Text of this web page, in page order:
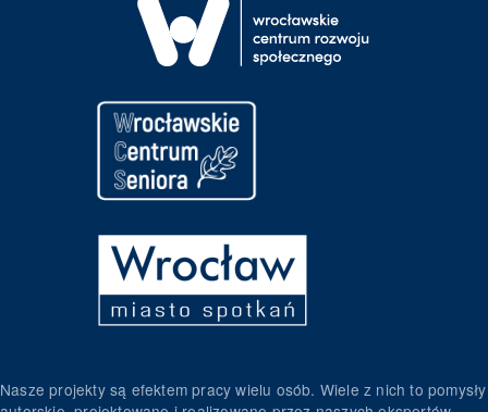
Nasze projekty są efektem pracy wielu osób. Wiele z nich to pomysły